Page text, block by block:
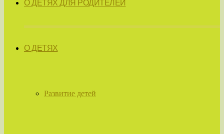
О ДЕТЯХ ДЛЯ РОДИТЕЛЕЙ
О ДЕТЯХ
Развитие детей